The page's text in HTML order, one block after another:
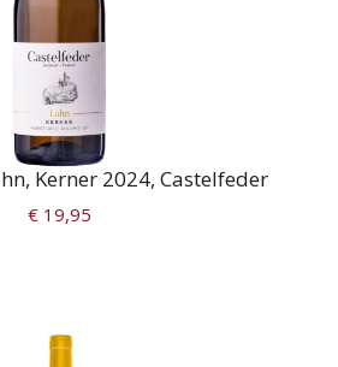
Kerner 2024, Castelfeder
€ 19,95